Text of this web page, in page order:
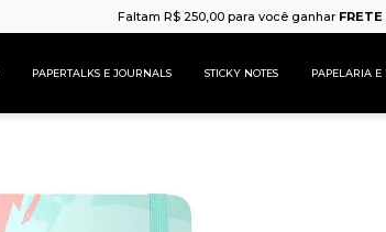
Faltam R$ 250,00para você ganhar
PAPERTALKS E JOURNALS STICKY NOTES PAPELARIA E